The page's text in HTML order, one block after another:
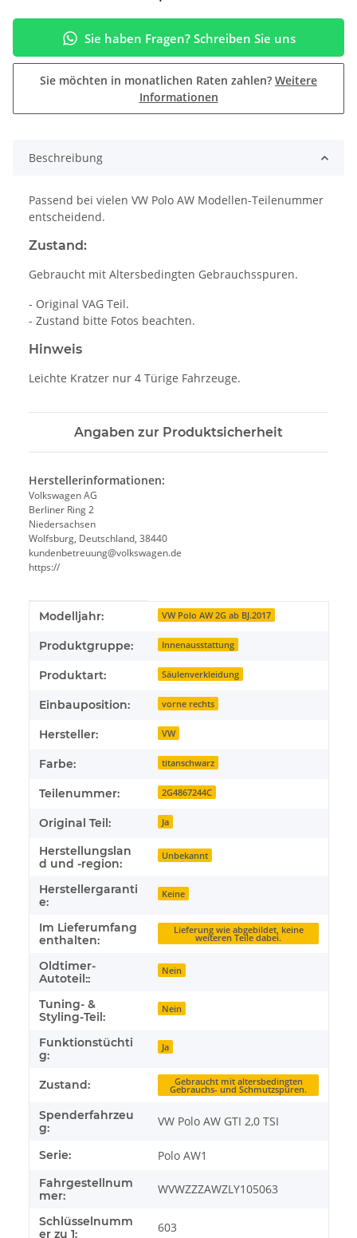
Sie haben Fragen? Schreiben Sie uns
Sie möchten in monatlichen Raten zahlen? Weitere
Informationen
Beschreibung
Passend bei vielen VW Polo AW Modellen-Teilenummer
entscheidend.
Zustand:
Gebraucht mit Altersbedingten Gebrauchsspuren.
- Original VAG Teil.
- Zustand bitte Fotos beachten.
Hinweis
Leichte Kratzer nur 4 Türige Fahrzeuge.
Angaben zur Produktsicherheit
Herstellerinformationen:
Volkswagen AG
Berliner Ring 2
Niedersachsen
Wolfsburg, Deutschland, 38440
kundenbetreuung@volkswagen.de
https://
Produkteigenschaft
Wert
Modelljahr: VW Polo AW 2G ab BJ.2017
Produktgruppe: Innenausstattung
Produktart: Säulenverkleidung
Einbauposition: vorne rechts
Hersteller: VW
Farbe: titanschwarz
Teilenummer: 2G4867244C
Original Teil: Ja
Herstellungslan
d und -region:
Unbekannt
Herstellergaranti
e:
Keine
Im Lieferumfang
enthalten:
Lieferung wie abgebildet, keine
weiteren Teile dabei.
Oldtimer-
Autoteil::
Nein
Tuning- &
Styling-Teil:
Nein
Funktionstüchti
g:
Ja
Zustand: Gebraucht mit altersbedingten
Gebrauchs- und Schmutzspuren.
Spenderfahrzeu
g:
VW Polo AW GTI 2,0 TSI
Serie: Polo AW1
Fahrgestellnum
mer:
WVWZZZAWZLY105063
Schlüsselnumm
er zu 1:
603